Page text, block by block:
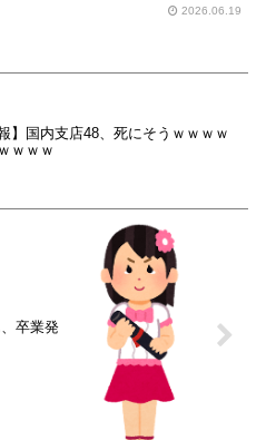
2026.06.19
報】国内支店48、死にそうｗｗｗｗ
ｗｗｗ
卒業発